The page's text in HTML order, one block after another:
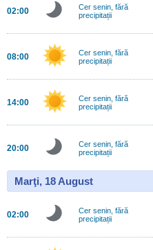
02:00
Cer senin, fără
precipitații
08:00
Cer senin, fără
precipitații
14:00
Cer senin, fără
precipitații
20:00
Cer senin, fără
precipitații
Marţi, 18 August
02:00
Cer senin, fără
precipitații